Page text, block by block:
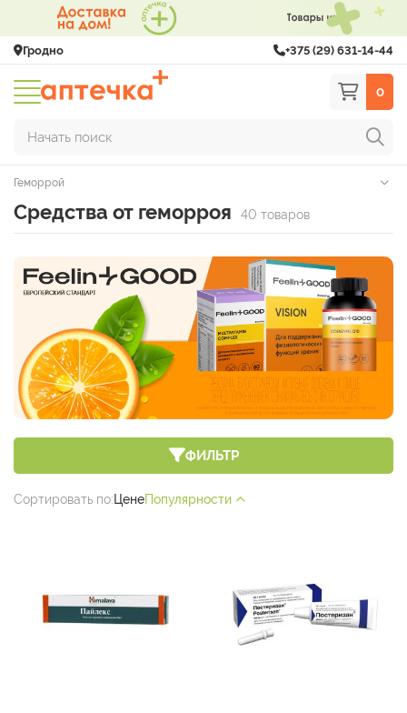
Гродно +375 (29) 631-14-44
0
Начать поиск
Геморрой
Средства от геморроя 40 товаров
ФИЛЬТР
Сортировать по: ЦенеПопулярности